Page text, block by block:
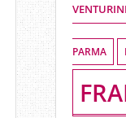
VENTURINI
PARMA